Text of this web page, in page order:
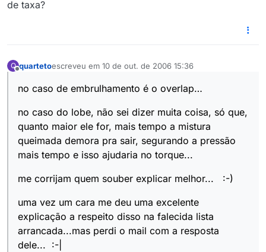
de taxa?
Q quartetoescreveu em 10 de out. de 2006 15:36
última edição por
no caso de embrulhamento é o overlap…
no caso do lobe, não sei dizer muita coisa, só que,
quanto maior ele for, mais tempo a mistura
queimada demora pra sair, segurando a pressão
mais tempo e isso ajudaria no torque...
me corrijam quem souber explicar melhor... :-)
uma vez um cara me deu uma excelente
explicação a respeito disso na falecida lista
arrancada...mas perdi o mail com a resposta
dele... :-|